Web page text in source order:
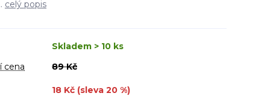
celý popis
Skladem > 10 ks
cena
89 Kč
18 Kč (sleva 20 %)